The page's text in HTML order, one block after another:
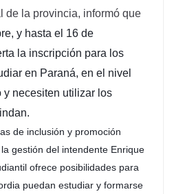
de la provincia, informó que
y hasta el 16 de
la inscripción para los
en Paraná, en el nivel
y necesiten utilizar los
de inclusión y promoción
gestión del intendente Enrique
ofrece posibilidades para
puedan estudiar y formarse